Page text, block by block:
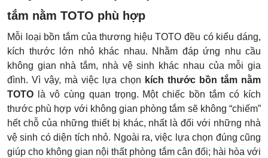
tắm nằm TOTO phù hợp
Mỗi loại bồn tắm của thương hiệu TOTO đều có kiểu dáng,
kích thước lớn nhỏ khác nhau. Nhằm đáp ứng nhu cầu
không gian nhà tắm, nhà vệ sinh khác nhau của mỗi gia
đình. Vì vậy, mà việc lựa chọn kích thước bồn tắm nằm
TOTO là vô cùng quan trọng. Một chiếc bồn tắm có kích
thước phù hợp với không gian phòng tắm sẽ không “chiếm”
hết chỗ của những thiết bị khác, nhất là đối với những nhà
vệ sinh có diện tích nhỏ. Ngoài ra, việc lựa chọn đúng cũng
giúp cho không gian nội thất phòng tắm cân đối; hài hòa với